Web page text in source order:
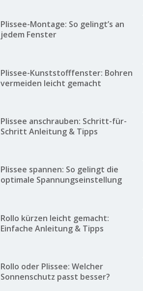
Plissee-Montage: So gelingt’s an
jedem Fenster
Plissee-Kunststofffenster: Bohren
vermeiden leicht gemacht
Plissee anschrauben: Schritt-für-
Schritt Anleitung & Tipps
Plissee spannen: So gelingt die
optimale Spannungseinstellung
Rollo kürzen leicht gemacht:
Einfache Anleitung & Tipps
Rollo oder Plissee: Welcher
Sonnenschutz passt besser?